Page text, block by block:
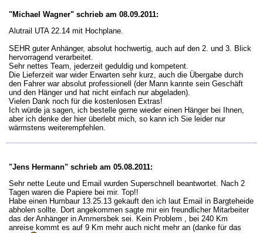
"Michael Wagner" schrieb am 08.09.2011:
Alutrail UTA 22.14 mit Hochplane.
SEHR guter Anhänger, absolut hochwertig, auch auf den 2. und 3. Blick
hervorragend verarbeitet.
Sehr nettes Team, jederzeit geduldig und kompetent.
Die Lieferzeit war wider Erwarten sehr kurz, auch die Übergabe durch
den Fahrer war absolut professionell (der Mann kannte sein Geschäft
und den Hänger und hat nicht einfach nur abgeladen).
Vielen Dank noch für die kostenlosen Extras!
Ich würde ja sagen, ich bestelle gerne wieder einen Hänger bei Ihnen,
aber ich denke der hier überlebt mich, so kann ich Sie leider nur
wärmstens weiterempfehlen.
"Jens Hermann" schrieb am 05.08.2011:
Sehr nette Leute und Email wurden Superschnell beantwortet. Nach 2
Tagen waren die Papiere bei mir. Top!!
Habe einen Humbaur 13.25.13 gekauft den ich laut Email in Bargteheide
abholen sollte. Dort angekommen sagte mir ein freundlicher Mitarbeiter
das der Anhänger in Ammersbek sei. Kein Problem , bei 240 Km
anreise kommt es auf 9 Km mehr auch nicht mehr an (danke für das